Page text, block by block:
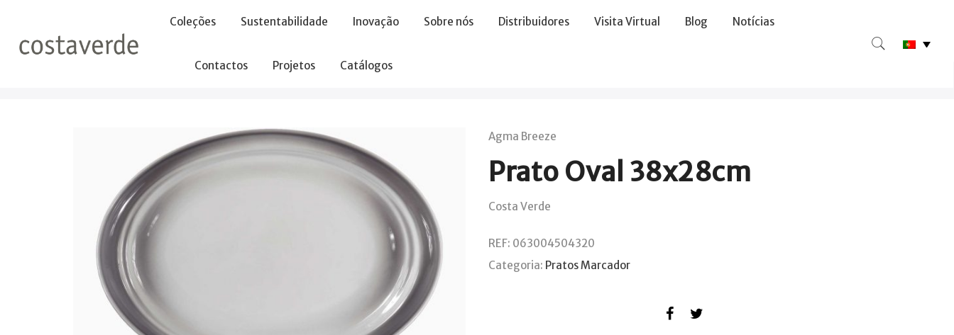
Coleções
Sustentabilidade Inovação Sobre nós Distribuidores Visita Virtual Blog Notícias
Contactos Projetos Catálogos
Agma Breeze
Prato Oval 38x28cm
Costa Verde
REF: 063004504320
Categoria: Pratos Marcador